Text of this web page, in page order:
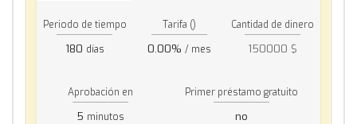
Periodo de tiempo
180 días
Tarifa ()
0.00% / mes
Cantidad de dinero
150000 $
Aprobación en
5 minutos
Primer préstamo gratuito
no